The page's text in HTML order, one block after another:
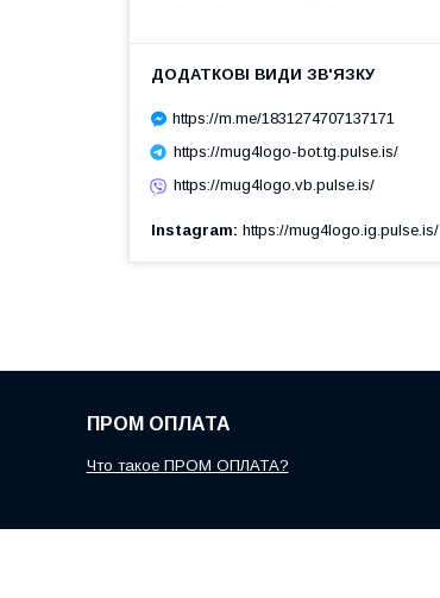
https://m.me/1831274707137171
https://mug4logo-bot.tg.pulse.is/
https://mug4logo.vb.pulse.is/
Instagram https://mug4logo.ig.pulse.is/
ПРОМ ОПЛАТА
Что такое ПРОМ ОПЛАТА?